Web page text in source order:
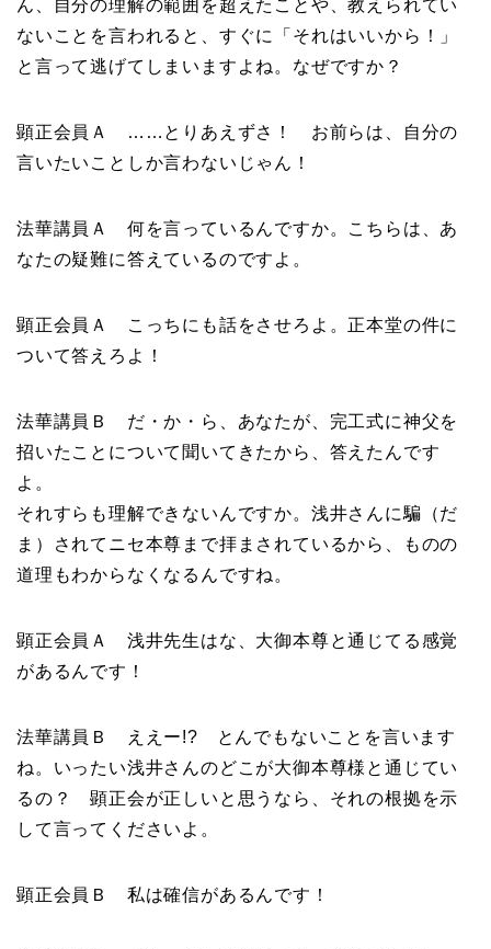
ん、自分の理解の範囲を超えたことや、教えられてい
ないことを言われると、すぐに「それはいいから！」
と言って逃げてしまいますよね。なぜですか？
顕正会員Ａ ……とりあえずさ！ お前らは、自分の
言いたいことしか言わないじゃん！
法華講員Ａ 何を言っているんですか。こちらは、あ
なたの疑難に答えているのですよ。
顕正会員Ａ こっちにも話をさせろよ。正本堂の件に
ついて答えろよ！
法華講員Ｂ だ・か・ら、あなたが、完工式に神父を
招いたことについて聞いてきたから、答えたんです
よ。
それすらも理解できないんですか。浅井さんに騙（だ
ま）されてニセ本尊まで拝まされているから、ものの
道理もわからなくなるんですね。
顕正会員Ａ 浅井先生はな、大御本尊と通じてる感覚
があるんです！
法華講員Ｂ ええー!? とんでもないことを言います
ね。いったい浅井さんのどこが大御本尊様と通じてい
るの？ 顕正会が正しいと思うなら、それの根拠を示
して言ってくださいよ。
顕正会員Ｂ 私は確信があるんです！